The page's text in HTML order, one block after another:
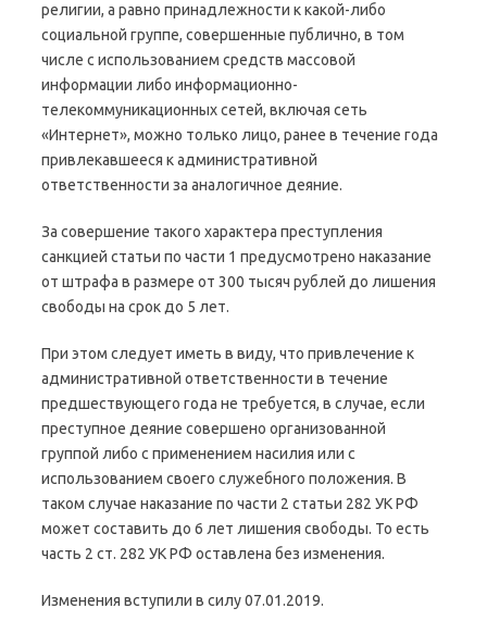
религии, а равно принадлежности к какой-либо
социальной группе, совершенные публично, в том
числе с использованием средств массовой
информации либо информационно-
телекоммуникационных сетей, включая сеть
«Интернет», можно только лицо, ранее в течение года
привлекавшееся к административной
ответственности за аналогичное деяние.
За совершение такого характера преступления
санкцией статьи по части 1 предусмотрено наказание
от штрафа в размере от 300 тысяч рублей до лишения
свободы на срок до 5 лет.
При этом следует иметь в виду, что привлечение к
административной ответственности в течение
предшествующего года не требуется, в случае, если
преступное деяние совершено организованной
группой либо с применением насилия или с
использованием своего служебного положения. В
таком случае наказание по части 2 статьи 282 УК РФ
может составить до 6 лет лишения свободы. То есть
часть 2 ст. 282 УК РФ оставлена без изменения.
Изменения вступили в силу 07.01.2019.